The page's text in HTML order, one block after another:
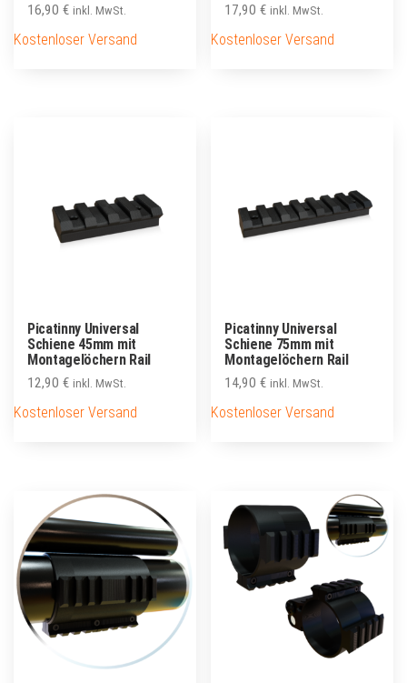
16,90 € inkl. MwSt.
Kostenloser Versand
17,90€ inkl. MwSt.
Kostenloser Versand
Picatinny Universal
Schiene 45mm mit
Montagelöchern Rail
12,90 € inkl. MwSt.
Kostenloser Versand
Picatinny Universal
Schiene 75mm mit
Montagelöchern Rail
14,90€ inkl. MwSt.
Kostenloser Versand